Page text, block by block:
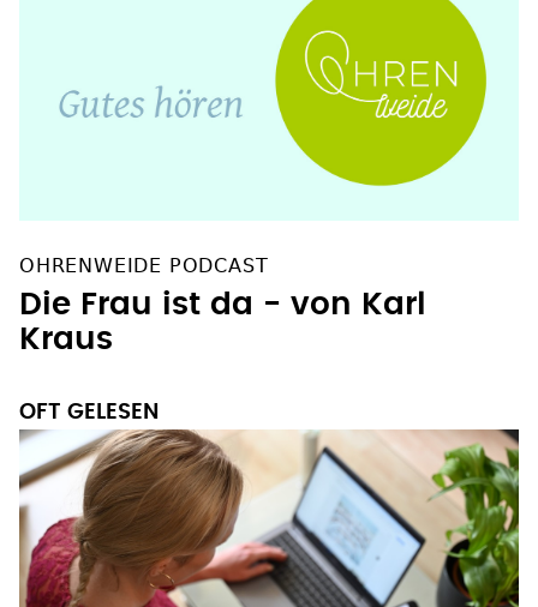
OHRENWEIDE PODCAST
Die Frau ist da - von Karl
Kraus
OFT GELESEN